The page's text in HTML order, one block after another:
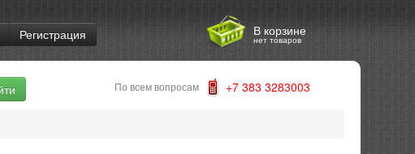
Регистрация В корзине
нет товаров
По всем вопросам +7 383 3283003